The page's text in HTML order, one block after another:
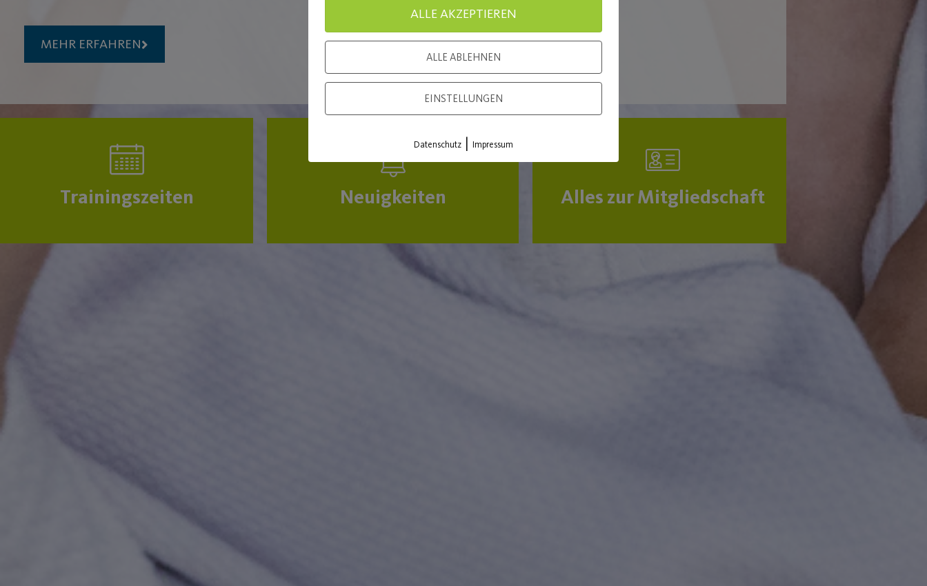
MEHR ERFAHREN
Trainingszeiten Neuigkeiten Alles zur Mitgliedschaft
ALLE AKZEPTIEREN
ALLE ABLEHNEN
EINSTELLUNGEN
Datenschutz | Impressum